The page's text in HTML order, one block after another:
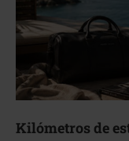
Aerie, texturas